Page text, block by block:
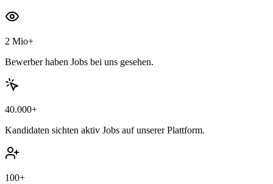
2 Mio+
Bewerber haben Jobs bei uns gesehen.
40.000+
Kandidaten sichten aktiv Jobs auf unserer Plattform.
100+